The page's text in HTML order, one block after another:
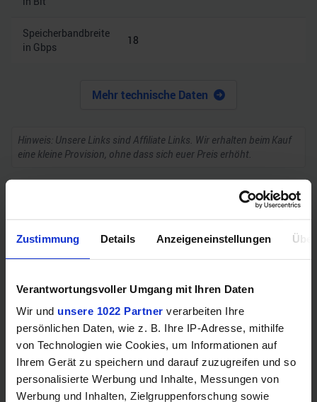
Zustimmung Details Anzeigeneinstellungen
Verantwortungsvoller Umgang mit Ihren Daten
Wir und unsere 1022 Partner verarbeiten Ihre
persönlichen Daten, wie z. B. Ihre IP-Adresse, mithilfe
von Technologien wie Cookies, um Informationen auf
Ihrem Gerät zu speichern und darauf zuzugreifen und so
personalisierte Werbung und Inhalte, Messungen von
Werbung und Inhalten, Zielgruppenforschung sowie
Speicherbandbreite
in Gbps
18
Mehr technische Daten
Hinweis: Unsere Links sind Affiliate Links. Wir erhalten beim Kauf
eine kleine Provision, ohne dass sich euer Preis erhöht.
GEWINNSPIEL
Gewinne einen MSI Gaming PC mit RTX 5070
Ti!!
Bis zum 21. August hast du die Chance, bei unserem